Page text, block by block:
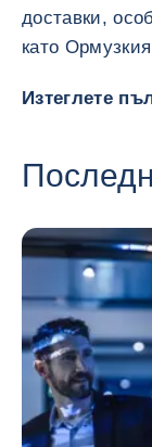
доставки,
като
Изтеглете